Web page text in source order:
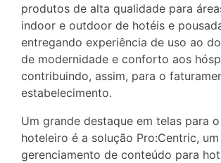
produtos de alta qualidade para
indoor e outdoor de hotéis e
entregando experiência de uso ao
de modernidade e conforto aos
contribuindo, assim, para o
estabelecimento.
Um grande destaque em telas para
hoteleiro é a solução Pro:Centric,
gerenciamento de conteúdo para